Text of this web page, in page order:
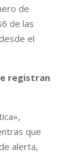
de
de las
el
registran
que
alerta,